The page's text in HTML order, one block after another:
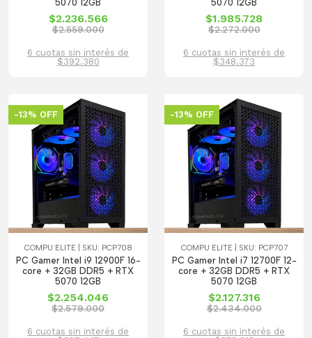
5070 12GB
$2.236.566
$2.559.000
6 cuotas sin interés de
$392.380
5070 12GB
$1.985.728
$2.272.000
6 cuotas sin interés de
$348.373
-13% OFF
COMPU ELITE | SKU: PCP708
PC Gamer Intel i9 12900F 16-
core + 32GB DDR5 + RTX
5070 12GB
$2.254.046
$2.579.000
6 cuotas sin interés de
-13% OFF
COMPU ELITE | SKU: PCP707
PC Gamer Intel i7 12700F 12-
core + 32GB DDR5 + RTX
5070 12GB
$2.127.316
$2.434.000
6 cuotas sin interés de